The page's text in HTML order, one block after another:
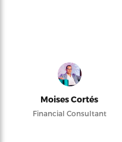
Moises Cortés
Financial Consultant